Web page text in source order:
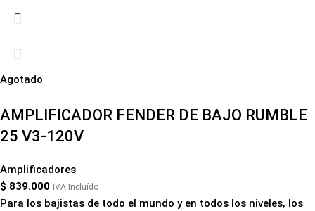
Agotado
AMPLIFICADOR FENDER DE BAJO RUMBLE
25 V3-120V
Amplificadores
$ 839.000 IVA Incluído
Para los bajistas de todo el mundo y en todos los niveles, los